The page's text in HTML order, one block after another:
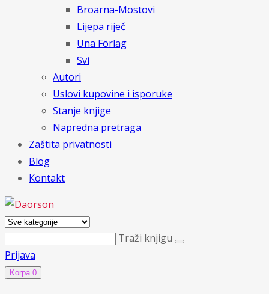
Broarna-Mostovi
Lijepa riječ
Una Förlag
Svi
Autori
Uslovi kupovine i isporuke
Stanje knjige
Napredna pretraga
Zaštita privatnosti
Blog
Kontakt
Traži knjigu
Prijava
Korpa 0